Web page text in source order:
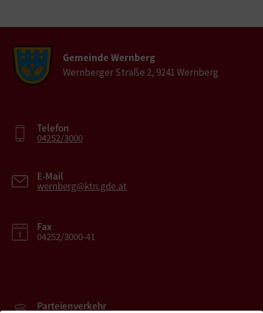
Gemeinde Wernberg
Wernberger Straße 2, 9241 Wernberg
Telefon
04252/3000
E-Mail
wernberg@ktn.gde.at
Fax
04252/3000-41
Parteienverkehr